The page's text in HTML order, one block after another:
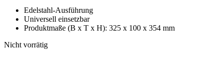
Edelstahl-Ausführung
Universell einsetzbar
Produktmaße (B x T x H): 325 x 100 x 354 mm
Nicht vorrätig